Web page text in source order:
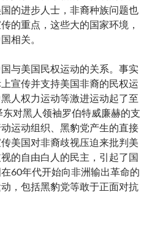
的进步人士，非裔种族问题也
的重点，这些大的国家环境，
相关。
与美国民权运动的关系。事实
宣传并支持美国非裔的民权运
人权力运动等激进运动起了至
对黑人领袖罗伯特威廉赫的支
运动组织、黑豹党产生的直接
美国对非裔歧视压迫来批判美
的自由白人的民主，引起了国
60年代开始向非洲输出革命的
，包括黑豹党等敢于正面对抗